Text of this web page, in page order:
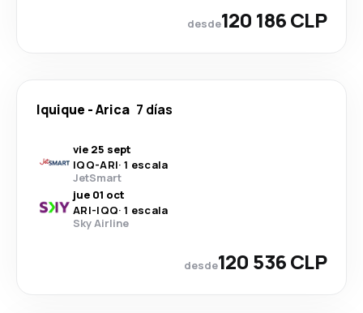
desde120 186 CLP
Iquique -Arica 7 días
vie 25 sept
IQQ-ARI· 1 escala
JetSmart
jue 01 oct
ARI-IQQ· 1 escala
Sky Airline
desde120 536 CLP